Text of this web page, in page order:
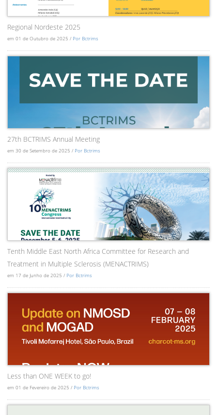
Regional Nordeste 2025
em 01 de Outubro de 2025 / Por Bctrims
27th BCTRIMS Annual Meeting
em 30 de Setembro de 2025 / Por Bctrims
Tenth Middle East North Africa Committee for Research and
Treatment in Multiple Sclerosis (MENACTRIMS)
em 17 de Junho de 2025 / Por Bctrims
Less than ONE WEEK to go!
em 01 de Fevereiro de 2025 / Por Bctrims